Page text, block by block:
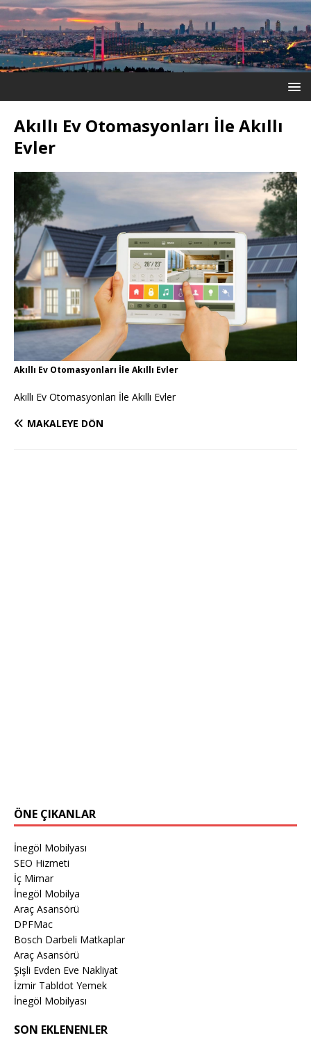
Akıllı Ev Otomasyonları İle Akıllı
Evler
Akıllı Ev Otomasyonları İle Akıllı Evler
Akıllı Ev Otomasyonları İle Akıllı Evler
MAKALEYE DÖN
ÖNE ÇIKANLAR
İnegöl Mobilyası
SEO Hizmeti
İç Mimar
İnegöl Mobilya
Araç Asansörü
DPFMac
Bosch Darbeli Matkaplar
Araç Asansörü
Şişli Evden Eve Nakliyat
İzmir Tabldot Yemek
İnegöl Mobilyası
SON EKLENENLER